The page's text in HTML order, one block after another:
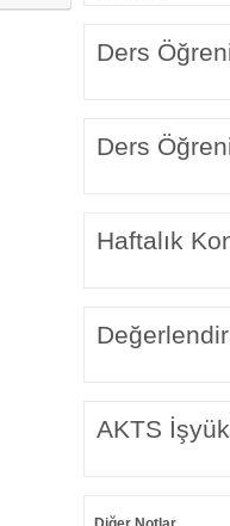
Ders
Ders
Haftalık
AKTS